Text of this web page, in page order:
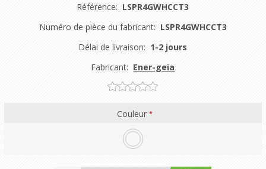
Référence: LSPR4GWHCCT3
Numéro de pièce du fabricant: LSPR4GWHCCT3
Délai de livraison: 1-2 jours
Fabricant: Ener-geia
Couleur *